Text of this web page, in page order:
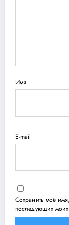
Имя
E-mail
Сохранить моё
последующих моих